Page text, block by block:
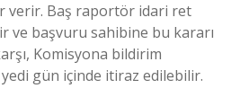
verir. Baş raportör idari ret
ve başvuru sahibine bu kararı
Komisyona bildirim
gün içinde itiraz edilebilir.